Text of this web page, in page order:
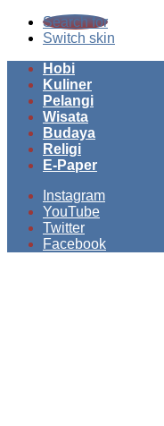
Search for
Switch skin
Hobi
Kuliner
Pelangi
Wisata
Budaya
Religi
E-Paper
Instagram
YouTube
Twitter
Facebook